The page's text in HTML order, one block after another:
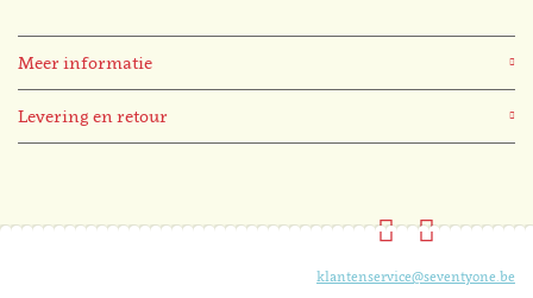
Meer informatie
Levering en retour
klantenservice@seventyone.be